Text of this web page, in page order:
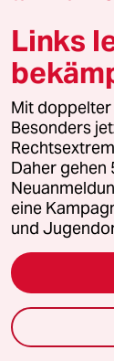
3
4
5
6
Links
Mit
Besonders
Daher gehen
eine
und